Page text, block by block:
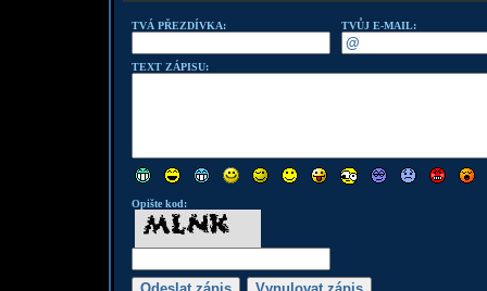
TVÁ PŘEZDÍVKA: TVŮJ E-MAIL:
TEXT ZÁPISU:
Opište kod: